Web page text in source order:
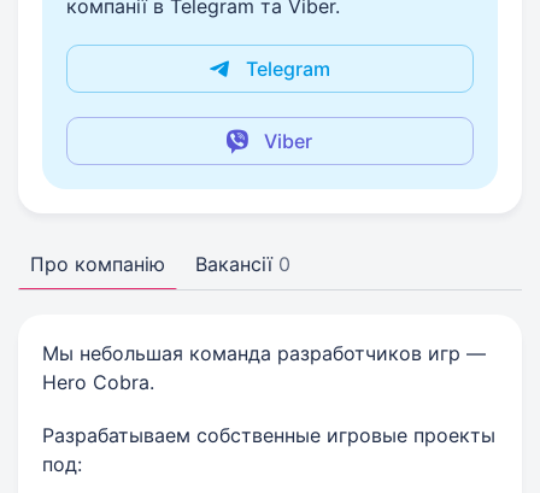
компанії в Telegram та Viber.
Telegram
Viber
Про компанію Вакансії 0
Мы небольшая команда разработчиков игр —
Hero Cobra.
Разрабатываем собственные игровые проекты
под: